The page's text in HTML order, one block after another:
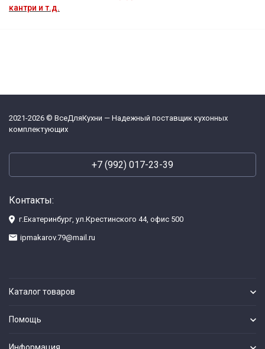
кантри и т.д.
2021-2026 © ВсеДляКухни — Надежный поставщик кухонных
комплектующих
+7 (992) 017-23-39
Контакты:
г.Екатеринбург, ул.Крестинского 44, офис 500
ipmakarov.79@mail.ru
Каталог товаров
Помощь